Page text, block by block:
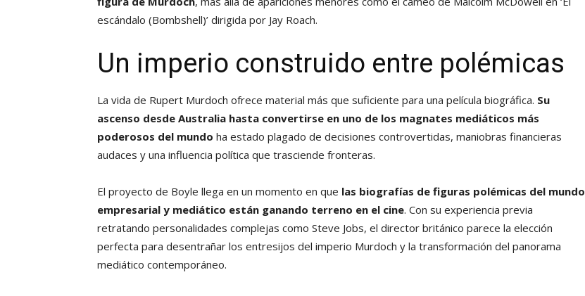
escándalo (Bombshell)’ dirigida por Jay Roach.
Un imperio construido entre polémicas
La vida de Rupert Murdoch ofrece material más que suficiente para una película biográfica. Su
ascenso desde Australia hasta convertirse en uno de los magnates mediáticos más
poderosos del mundo ha estado plagado de decisiones controvertidas, maniobras financieras
audaces y una influencia política que trasciende fronteras.
El proyecto de Boyle llega en un momento en que las biografías de figuras polémicas del mundo
empresarial y mediático están ganando terreno en el cine. Con su experiencia previa
retratando personalidades complejas como Steve Jobs, el director británico parece la elección
perfecta para desentrañar los entresijos del imperio Murdoch y la transformación del panorama
mediático contemporáneo.